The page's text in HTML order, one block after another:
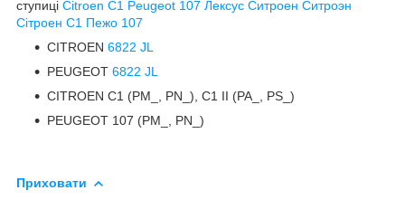
ступиці Citroen C1 Peugeot 107 Лексус Ситроен Ситроэн
Сітроен С1 Пежо 107
CITROEN 6822 JL
PEUGEOT 6822 JL
CITROEN C1 (PM_, PN_), C1 II (PA_, PS_)
PEUGEOT 107 (PM_, PN_)
Приховати